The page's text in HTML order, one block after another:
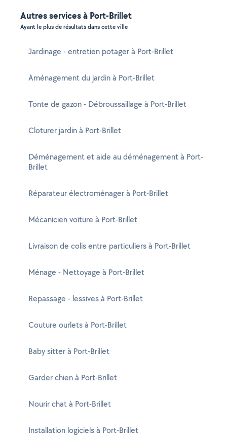
Autres services à Port-Brillet
Ayant le plus de résultats dans cette ville
Jardinage - entretien potager à Port-Brillet
Aménagement du jardin à Port-Brillet
Tonte de gazon - Débroussaillage à Port-Brillet
Cloturer jardin à Port-Brillet
Déménagement et aide au déménagement à Port-
Brillet
Réparateur électroménager à Port-Brillet
Mécanicien voiture à Port-Brillet
Livraison de colis entre particuliers à Port-Brillet
Ménage - Nettoyage à Port-Brillet
Repassage - lessives à Port-Brillet
Couture ourlets à Port-Brillet
Baby sitter à Port-Brillet
Garder chien à Port-Brillet
Nourir chat à Port-Brillet
Installation logiciels à Port-Brillet